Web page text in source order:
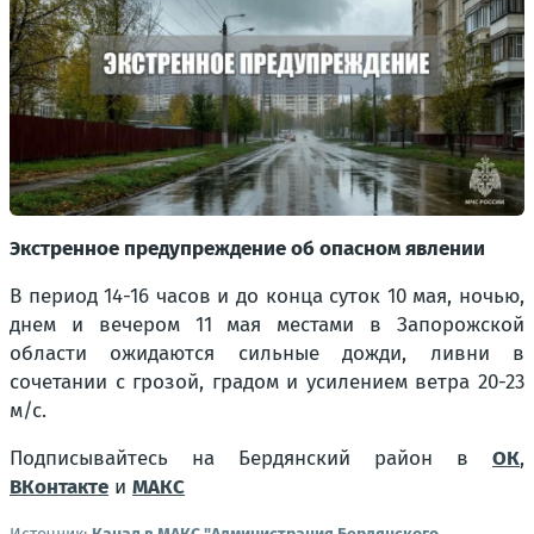
Экстренное предупреждение об опасном явлении
В период 14-16 часов и до конца суток 10 мая, ночью,
днем и вечером 11 мая местами в Запорожской
области ожидаются сильные дожди, ливни в
сочетании с грозой, градом и усилением ветра 20-23
м/с.
Подписывайтесь на Бердянский район в ОК,
ВКонтакте и МАКС